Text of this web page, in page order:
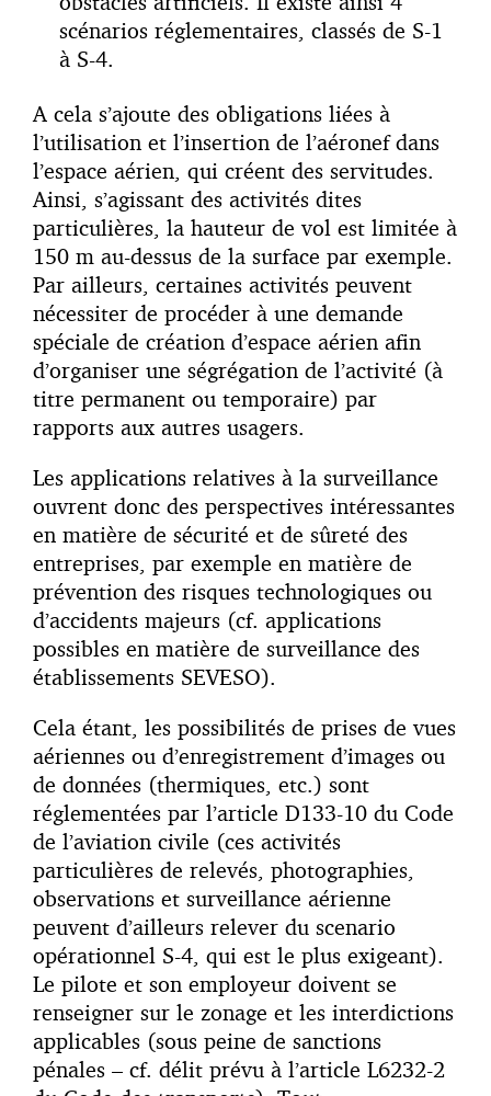
scénarios réglementaires, classés de S-1
à S-4.
A cela s’ajoute des obligations liées à
l’utilisation et l’insertion de l’aéronef dans
l’espace aérien, qui créent des servitudes.
Ainsi, s’agissant des activités dites
particulières, la hauteur de vol est limitée à
150 m au-dessus de la surface par exemple.
Par ailleurs, certaines activités peuvent
nécessiter de procéder à une demande
spéciale de création d’espace aérien afin
d’organiser une ségrégation de l’activité (à
titre permanent ou temporaire) par
rapports aux autres usagers.
Les applications relatives à la surveillance
ouvrent donc des perspectives intéressantes
en matière de sécurité et de sûreté des
entreprises, par exemple en matière de
prévention des risques technologiques ou
d’accidents majeurs (cf. applications
possibles en matière de surveillance des
établissements SEVESO).
Cela étant, les possibilités de prises de vues
aériennes ou d’enregistrement d’images ou
de données (thermiques, etc.) sont
réglementées par l’article D133-10 du Code
de l’aviation civile (ces activités
particulières de relevés, photographies,
observations et surveillance aérienne
peuvent d’ailleurs relever du scenario
opérationnel S-4, qui est le plus exigeant).
Le pilote et son employeur doivent se
renseigner sur le zonage et les interdictions
applicables (sous peine de sanctions
pénales – cf. délit prévu à l’article L6232-2